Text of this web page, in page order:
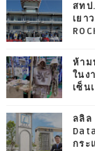
สทป
เยา
ห้าม
ในง
เซ็น
ลลิ
กระ